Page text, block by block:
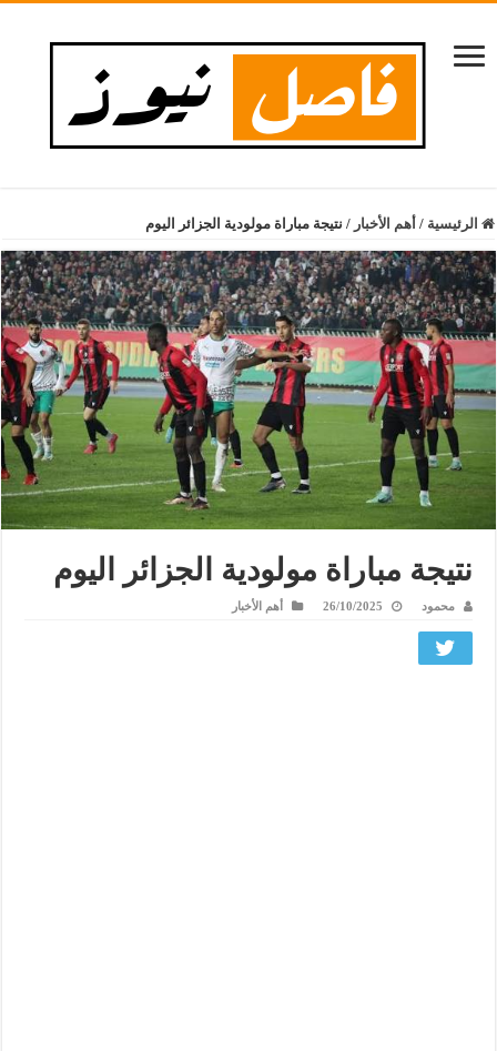
الرئيسية / أهم الأخبار / نتيجة مباراة مولودية الجزائر اليوم
نتيجة مباراة مولودية الجزائر اليوم
محمود 26/10/2025 أهم الأخبار